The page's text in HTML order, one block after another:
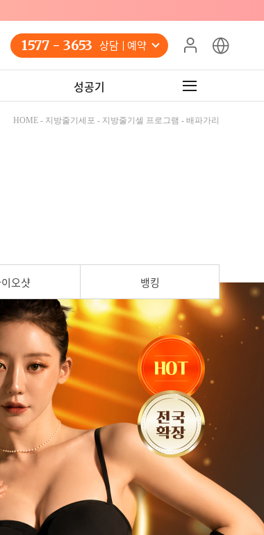
1577 - 3653 상담 예약
성공기
HOME - 지방줄기세포 - 지방줄기셀 프로그램 - 배파가리
오샷 뱅킹